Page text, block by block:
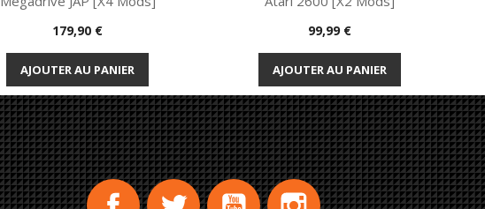
Aperçu rapide
Prix
179,90 €
AJOUTER AU PANIER
Aperçu rapide
Prix
99,99 €
AJOUTER AU PANIER
Facebook Twitter YouTube Instagram